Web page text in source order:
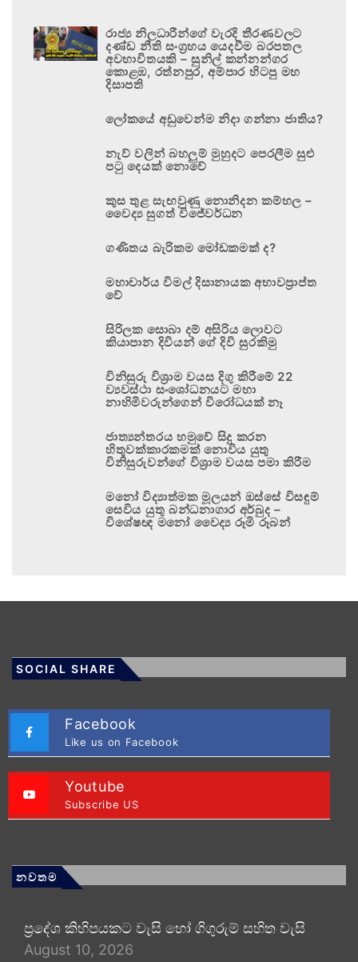
රාජ්‍ය නිලධාරීන්ගේ වැරදි තීරණවලට
දණ්ඩ නීති සංග්‍රහය යෙදවීම බරපතල
අවභාවිතයකි – සුනිල් කන්නන්ගර
කොළඹ, රත්නපුර, අම්පාර හිටපු මහ
දිසාපති
ලෝකයේ අඩුවෙන්ම නිදා ගන්නා ජාතිය?
නැව් වලින් බහලුම් මුහුදට පෙරලීම සුළු
පටු දෙයක් නොවේ
කුස තුළ සැඟවුණු නොනිදන කම්හල –
වෛද්‍ය සුගත් විජේවර්ධන
ගණිතය බැරිකම මෝඩකමක් ද?
මහාචාර්ය විමල් දිසානායක අභාවප්‍රාප්ත
වේ
සිරිලක සොබා දම් අසිරිය ලොවට
කියාපාන දිවියන් ගේ දිවි සුරකිමු
විනිසුරු විශ්‍රාම වයස දිගු කිරීමේ 22
ව්‍යවස්ථා සංශෝධනයට මහා
නාහිමිවරුන්ගෙන් විරෝධයක් නෑ
ජාත්‍යන්තරය හමුවේ සිදු කරන
හිතුවක්කාරකමක් නොවිය යුතු
විනිසුරුවන්ගේ විශ්‍රාම වයස පමා කිරීම
මනෝ විද්‍යාත්මක මූලයන් ඔස්සේ විසඳුම්
සෙවිය යුතු බන්ධනාගාර අර්බුද –
විශේෂඥ මනෝ වෛද්‍ය රූමි රූබන්
SOCIAL SHARE
Facebook
Like us on Facebook
Youtube
Subscribe US
නවතම
ප්‍රදේශ කිහිපයකට වැසි හෝ ගිගුරුම් සහිත වැසි
August 10, 2026